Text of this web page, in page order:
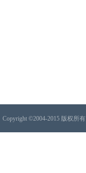
Copyright ©2004-2015 版权所有